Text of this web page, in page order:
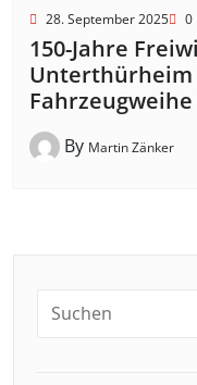
28. September 2025 0
150-Jahre
Unterthürheim
Fahrzeugweihe
By Martin Zänker